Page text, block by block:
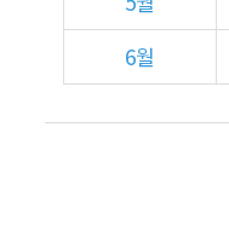
6월